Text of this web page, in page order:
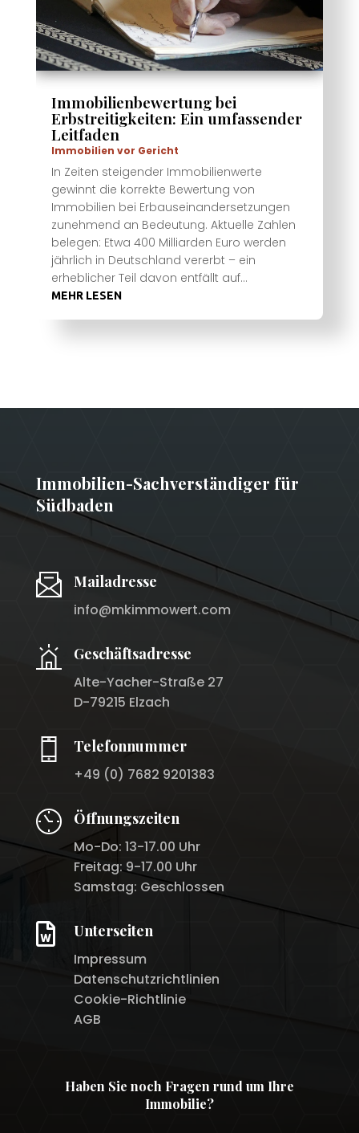
Immobilienbewertung bei
Erbstreitigkeiten: Ein umfassender
Leitfaden
Immobilien vor Gericht
In Zeiten steigender Immobilienwerte
gewinnt die korrekte Bewertung von
Immobilien bei Erbauseinandersetzungen
zunehmend an Bedeutung. Aktuelle Zahlen
belegen: Etwa 400 Milliarden Euro werden
jährlich in Deutschland vererbt – ein
erheblicher Teil davon entfällt auf...
MEHR LESEN
Immobilien-Sachverständiger für
Südbaden
Mailadresse
info@mkimmowert.com
Geschäftsadresse
Alte-Yacher-Straße 27
D-79215 Elzach
Telefonnummer
+49 (0) 7682 9201383
Öffnungszeiten
Mo-Do: 13-17.00 Uhr
Freitag: 9-17.00 Uhr
Samstag: Geschlossen
 Unterseiten
Impressum
Datenschutzrichtlinien
Cookie-Richtlinie
AGB
Haben Sie noch Fragen rund um Ihre
Immobilie?